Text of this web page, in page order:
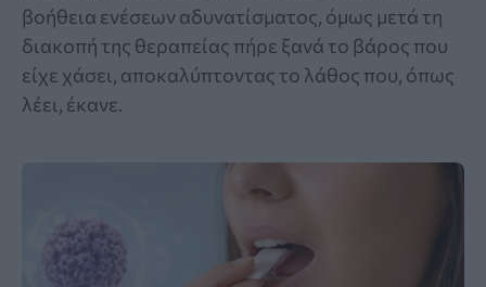
βοήθεια ενέσεων αδυνατίσματος, όμως μετά τη
διακοπή της θεραπείας πήρε ξανά το βάρος που
είχε χάσει, αποκαλύπτοντας το λάθος που, όπως
λέει, έκανε.